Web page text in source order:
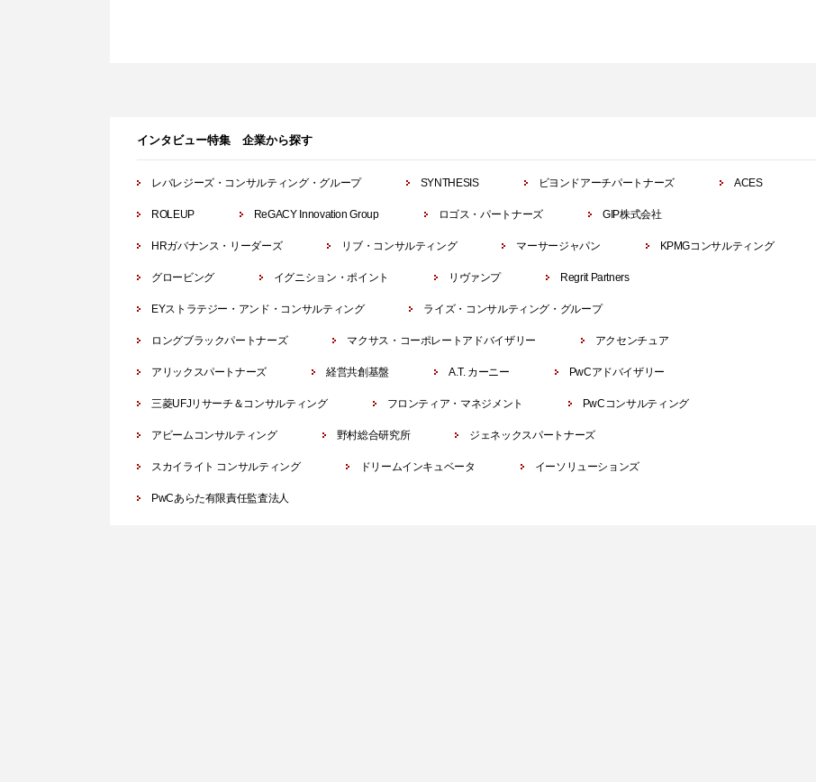
インタビュー特集 企業から探す
レバレジーズ・コンサルティング・グループ SYNTHESIS ビヨンドアーチパートナーズ ACES
ROLEUP ReGACY Innovation Group ロゴス・パートナーズ GIP株式会社
HRガバナンス・リーダーズ リブ・コンサルティング マーサージャパン KPMGコンサルティング
グロービング イグニション・ポイント リヴァンプ Regrit Partners
EYストラテジー・アンド・コンサルティング ライズ・コンサルティング・グループ
ロングブラックパートナーズ マクサス・コーポレートアドバイザリー アクセンチュア
アリックスパートナーズ 経営共創基盤 A.T. カーニー PwCアドバイザリー
三菱UFJリサーチ＆コンサルティング フロンティア・マネジメント PwCコンサルティング
アビームコンサルティング 野村総合研究所 ジェネックスパートナーズ
スカイライト コンサルティング ドリームインキュベータ イーソリューションズ
PwCあらた有限責任監査法人